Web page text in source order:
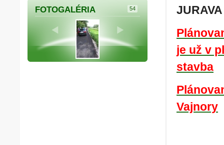
je už v
stavba
Vajnory
FOTOGALÉRIA 54